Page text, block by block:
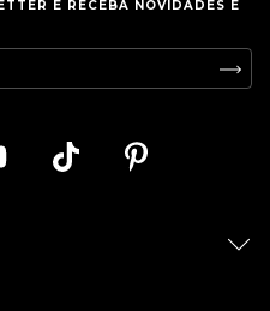
E RECEBA NOVIDADES E